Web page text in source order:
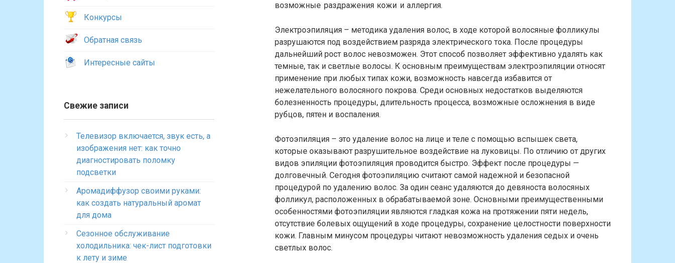
возможные раздражения кожи и аллергия.
Электроэпиляция – методика удаления волос, в ходе которой волосяные фолликулы
разрушаются под воздействием разряда электрического тока. После процедуры
дальнейший рост волос невозможен. Этот способ позволяет эффективно удалять как
темные, так и светлые волосы. К основным преимуществам электроэпиляции относят
применение при любых типах кожи, возможность навсегда избавится от
нежелательного волосяного покрова. Среди основных недостатков выделяются
болезненность процедуры, длительность процесса, возможные осложнения в виде
рубцов, пятен и воспаления.
Фотоэпиляция – это удаление волос на лице и теле с помощью вспышек света,
которые оказывают разрушительное воздействие на луковицы. По отличию от других
видов эпиляции фотоэпиляция проводится быстро. Эффект после процедуры —
долговечный. Сегодня фотоэпиляцию считают самой надежной и безопасной
процедурой по удалению волос. За один сеанс удаляются до девяноста волосяных
фолликул, расположенных в обрабатываемой зоне. Основными преимущественными
особенностями фотоэпиляции являются гладкая кожа на протяжении пяти недель,
отсутствие болевых ощущений в ходе процедуры, сохранение целостности поверхности
кожи. Главным минусом процедуры читают невозможность удаления седых и очень
светлых волос.
Конкурсы
Обратная связь
Интересные сайты
Свежие записи
Телевизор включается, звук есть, а
изображения нет: как точно
диагностировать поломку
подсветки
Аромадиффузор своими руками:
как создать натуральный аромат
для дома
Сезонное обслуживание
холодильника: чек-лист подготовки
к лету и зиме